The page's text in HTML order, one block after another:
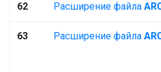
62 Расширение файла
63 Расширение файла